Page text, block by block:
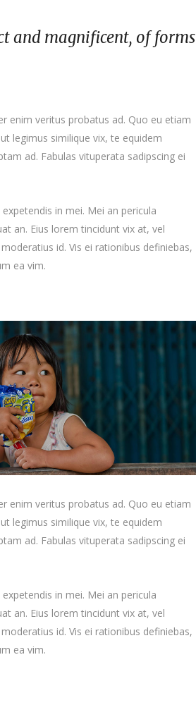
and magnificent, of forms
enim veritus probatus ad. Quo eu etiam
legimus similique vix, te equidem
ad. Fabulas vituperata sadipscing ei
in mei. Mei an pericula
an. Eius lorem tincidunt vix at, vel
id. Vis ei rationibus definiebas,
ea vim.
enim veritus probatus ad. Quo eu etiam
legimus similique vix, te equidem
ad. Fabulas vituperata sadipscing ei
in mei. Mei an pericula
an. Eius lorem tincidunt vix at, vel
id. Vis ei rationibus definiebas,
ea vim.